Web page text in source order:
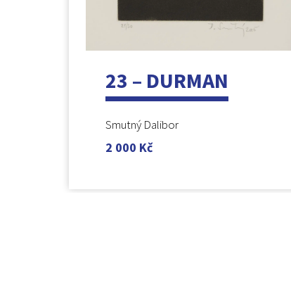
23 – DURMAN
Smutný Dalibor
2 000 Kč